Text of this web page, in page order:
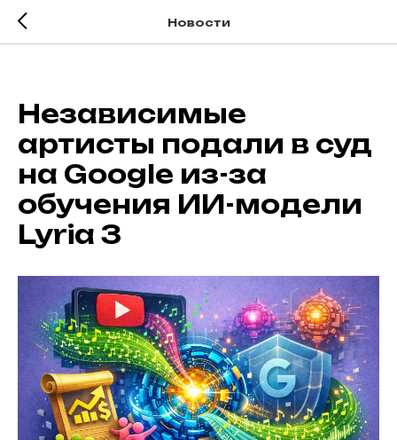
Новости
Независимые
артисты подали в суд
на Google из-за
обучения ИИ-модели
Lyria 3